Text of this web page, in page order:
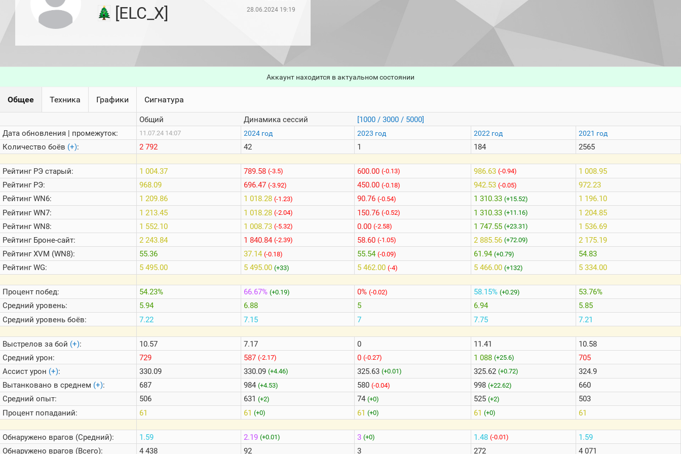
последние
1000
стримеров
Информация
Онлайн
Цветовая
шкала
Теlegram
ВК
Портал
Мира
[ELC_X]
28.06.2024 19:19
Аккаунт находится в актуальном состоянии
Общее Техника Графики Сигнатура
Дата обновления | промежуток:
Количество боёв (+):
РейтингРЭ старый:
РейтингРЭ:
РейтингWN6:
РейтингWN7:
РейтингWN8:
РейтингБроне-сайт:
РейтингXVM (WN8):
РейтингWG:
Процент побед:
Средний уровень:
Средний уровень боёв:
Выстрелов за бой (+):
Средний урон:
Ассист урон (+):
Вытанковано в среднем (+):
Средний опыт:
Процент попаданий:
Обнаружено врагов (Средний):
Обнаружено врагов (Всего):
Общий
11.07.24 14:07
2 792
1 004.37
968.09
1 209.86
1 213.45
1 552.10
2 243.84
55.36
5 495.00
54.23%
5.94
7.22
10.57
729
330.09
687
506
61
1.59
4 438
Динамика сессий
2024 год
42
789.58 (-3.5)
696.47 (-3.92)
1 018.28 (-1.23)
1 018.28 (-2.04)
1 008.73 (-5.32)
1 840.84 (-2.39)
37.14 (-0.18)
5 495.00 (+33)
66.67%(+0.19)
6.88
7.15
7.17
587(-2.17)
330.09(+4.46)
984(+4.53)
631(+2)
61(+0)
2.19(+0.01)
92
[1000 / 3000 / 5000]
2023 год
1
600.00 (-0.13)
450.00 (-0.18)
90.76 (-0.54)
150.76 (-0.52)
0.00 (-2.58)
58.60 (-1.05)
55.54 (-0.09)
5 462.00 (-4)
0%(-0.02)
5
7
0
0(-0.27)
325.63(+0.01)
580(-0.04)
74(+0)
61(+0)
3(+0)
3
2022 год
184
986.63 (-0.94)
942.53 (-0.05)
1 310.33 (+15.52)
1 310.33 (+11.16)
1 747.55 (+23.31)
2 885.56 (+72.09)
61.94 (+0.79)
5 466.00 (+132)
58.15% (+0.29)
6.94
7.75
11.41
1 088 (+25.6)
325.62 (+0.72)
998 (+22.62)
525 (+2)
61 (+0)
1.48 (-0.01)
272
2021 год
2565
1 008.95
972.23
1 196.10
1 204.85
1 536.69
2 175.19
54.83
5 334.00
53.76%
5.85
7.21
10.58
705
324.9
660
503
61
1.59
4 071